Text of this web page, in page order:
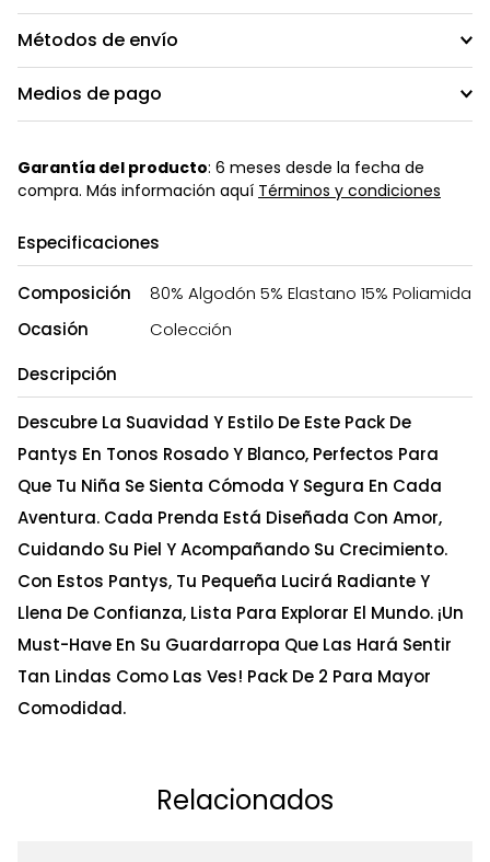
Métodos de envío
Medios de pago
Garantía del producto: 6 meses desde la fecha de
compra. Más información aquí Términos y condiciones
Especificaciones
Composición
80% Algodón 5% Elastano 15% Poliamida
Ocasión
Colección
Descripción
Descubre La Suavidad Y Estilo De Este Pack De
Pantys En Tonos Rosado Y Blanco, Perfectos Para
Que Tu Niña Se Sienta Cómoda Y Segura En Cada
Aventura. Cada Prenda Está Diseñada Con Amor,
Cuidando Su Piel Y Acompañando Su Crecimiento.
Con Estos Pantys, Tu Pequeña Lucirá Radiante Y
Llena De Confianza, Lista Para Explorar El Mundo. ¡Un
Must-Have En Su Guardarropa Que Las Hará Sentir
Tan Lindas Como Las Ves! Pack De 2 Para Mayor
Comodidad.
Relacionados